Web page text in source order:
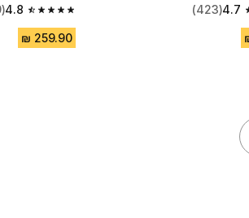
4.7
(423)
4.8
4.8 out of 5 stars from 599 reviews
(599)